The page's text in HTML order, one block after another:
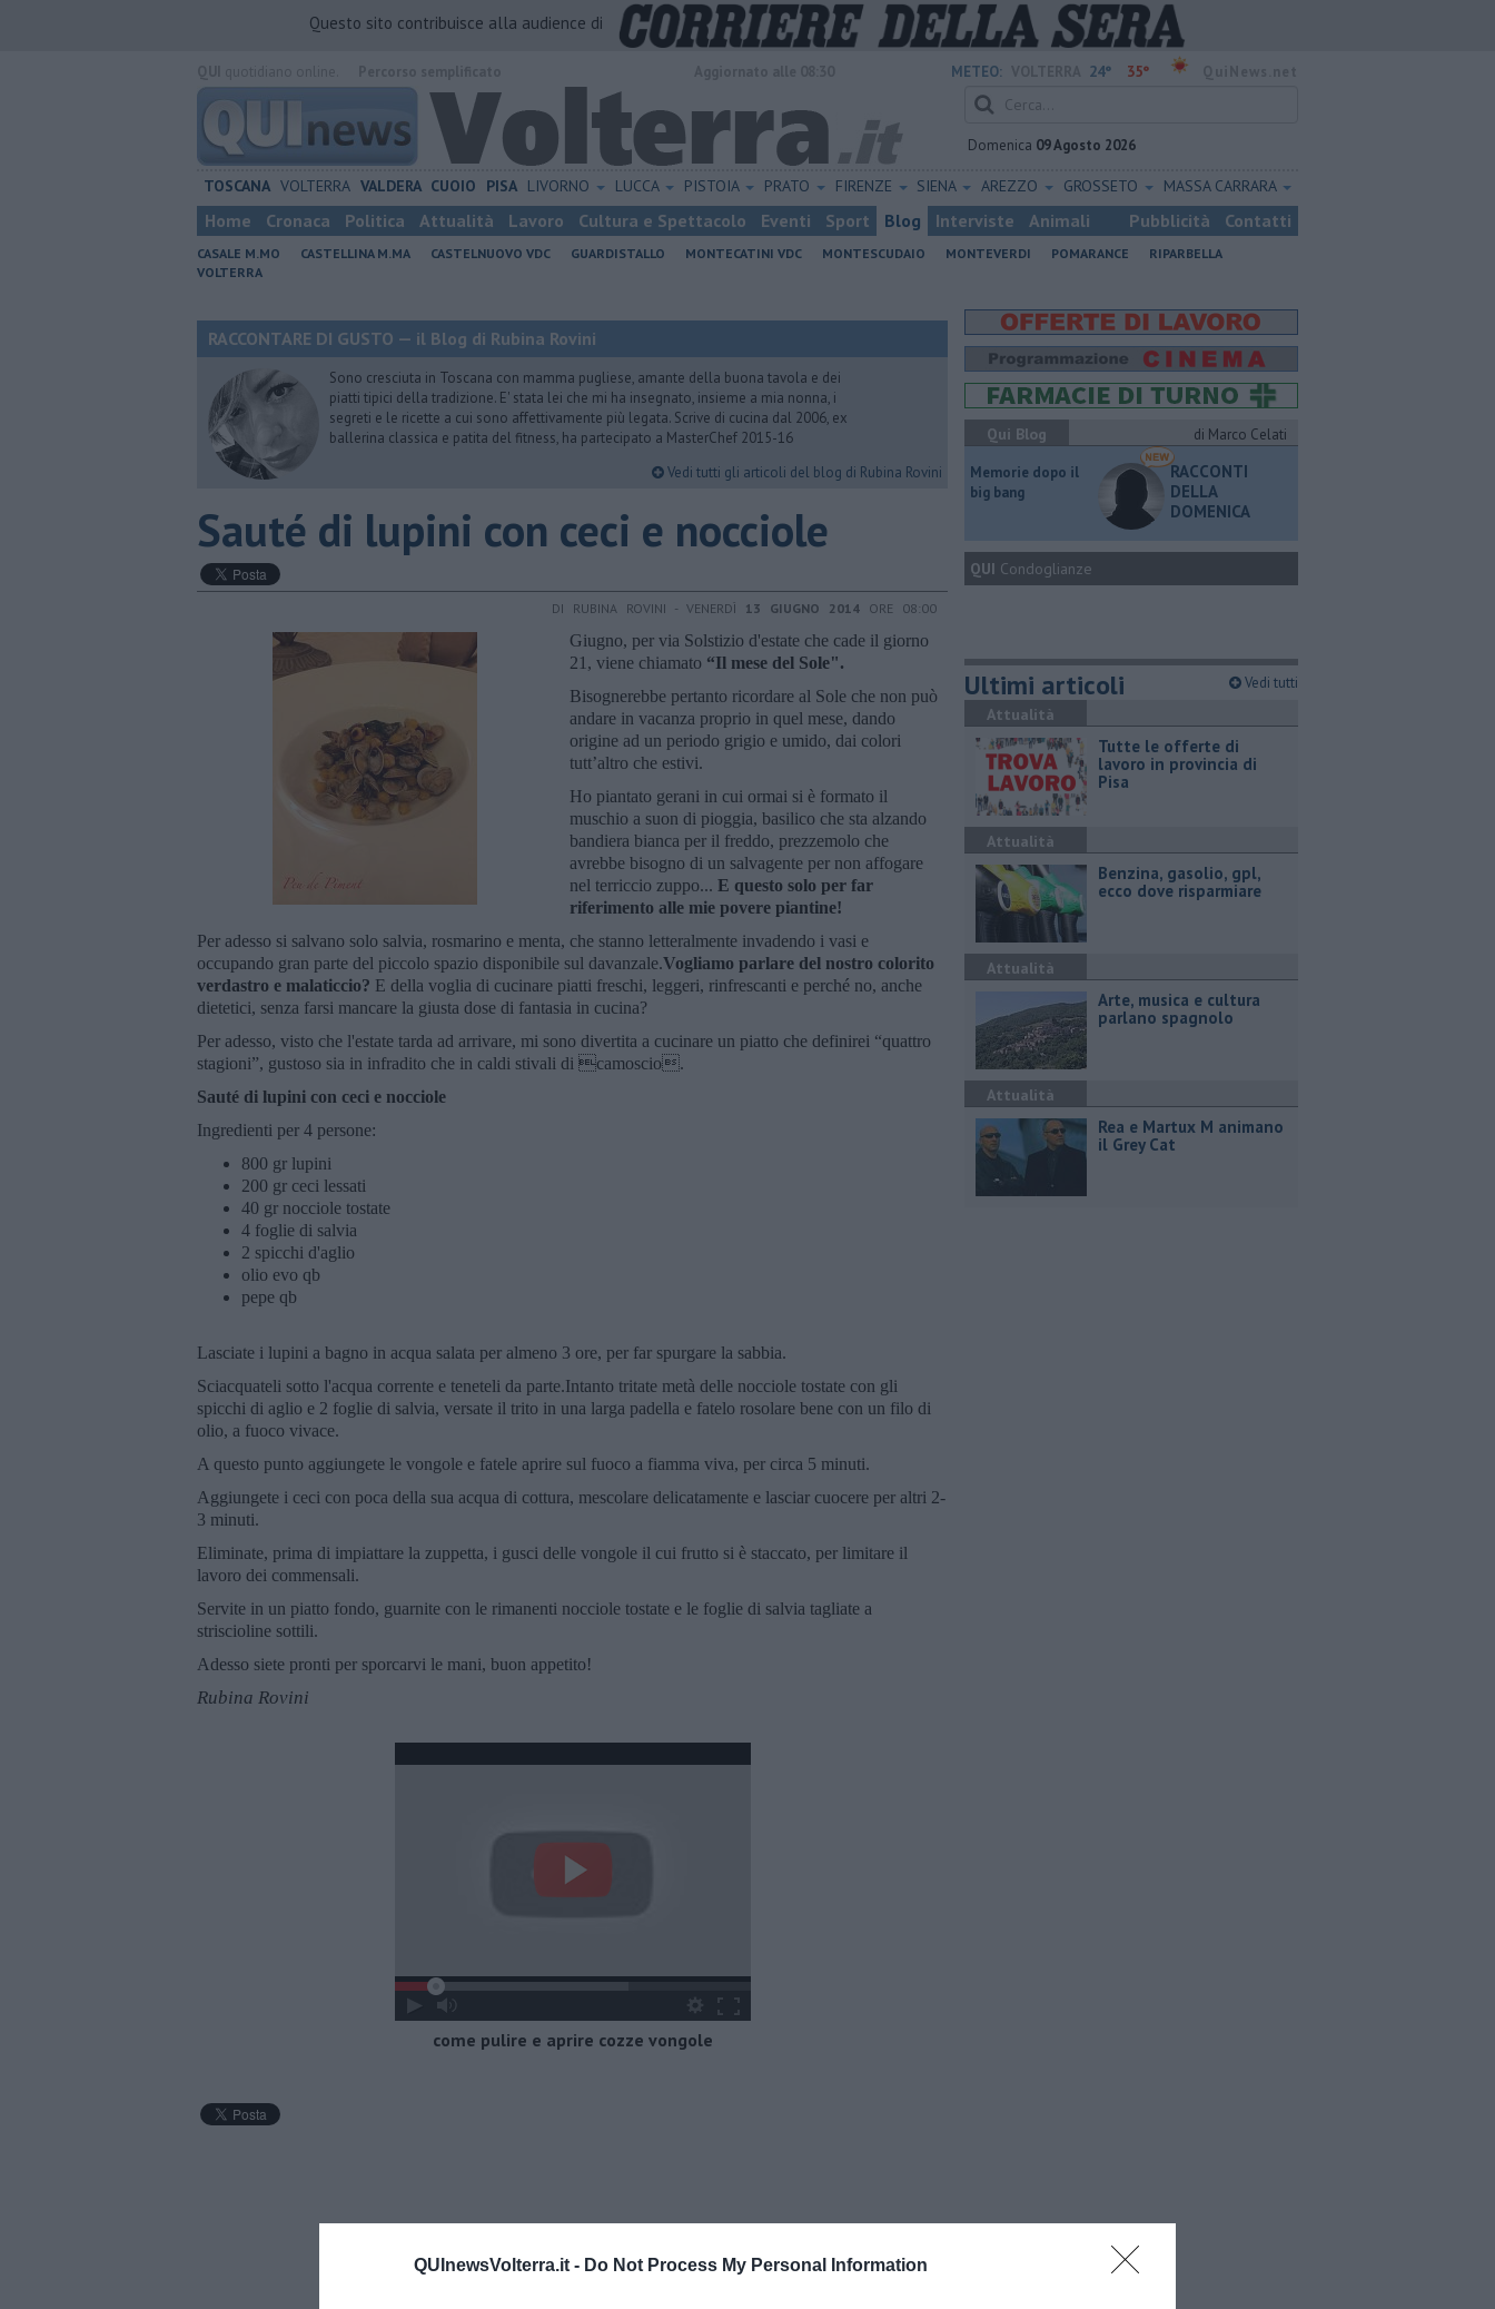
QUInewsVolterra.it - Do Not Process My Personal Information
Questo sito contribuisce alla audience di
METEO: 24° 35°
Domenica 09 Agosto 2026
TOSCANA VOLTERRA VALDERA CUOIO PISA LIVORNO LUCCA PISTOIA PRATO FIRENZE SIENA AREZZO GROSSETO MASSA CARRARA
Home Cronaca Politica Attualità Lavoro Cultura e Spettacolo Eventi Sport Blog Interviste Animali Pubblicità Contatti
CASALE M.MO CASTELLINA M.MA CASTELNUOVO VDC GUARDISTALLO MONTECATINI VDC MONTESCUDAIO MONTEVERDI POMARANCE
RIPARBELLA
VOLTERRA
RACCONTARE DI GUSTO — il Blog di Rubina Rovini
Sono cresciuta in Toscana con mamma pugliese, amante della buona tavola e dei
piatti tipici della tradizione. E' stata lei che mi ha insegnato, insieme a mia nonna, i
segreti e le ricette a cui sono affettivamente più legata. Scrive di cucina dal 2006, ex
ballerina classica e patita del fitness, ha partecipato a MasterChef 2015-16
Vedi tutti gli articoli del blog di Rubina Rovini
Sauté di lupini con ceci e nocciole
DI RUBINA ROVINI - VENERDÌ 13 GIUGNO 2014 ORE 08:00
Giugno, per via Solstizio d'estate che cade il giorno
21, viene chiamato “Il mese del Sole".
Bisognerebbe pertanto ricordare al Sole che non può
andare in vacanza proprio in quel mese, dando
origine ad un periodo grigio e umido, dai colori
tutt’altro che estivi.
Ho piantato gerani in cui ormai si è formato il
muschio a suon di pioggia, basilico che sta alzando
bandiera bianca per il freddo, prezzemolo che
avrebbe bisogno di un salvagente per non affogare
nel terriccio zuppo... E questo solo per far
riferimento alle mie povere piantine!
Per adesso si salvano solo salvia, rosmarino e menta, che stanno letteralmente invadendo i vasi e
occupando gran parte del piccolo spazio disponibile sul davanzale.Vogliamo parlare del nostro colorito
verdastro e malaticcio? E della voglia di cucinare piatti freschi, leggeri, rinfrescanti e perché no, anche
dietetici, senza farsi mancare la giusta dose di fantasia in cucina?
Per adesso, visto che l'estate tarda ad arrivare, mi sono divertita a cucinare un piatto che definirei “quattro
stagioni”, gustoso sia in infradito che in caldi stivali di camoscio.
Sauté di lupini con ceci e nocciole
Ingredienti per 4 persone:
800 gr lupini
200 gr ceci lessati
40 gr nocciole tostate
4 foglie di salvia
2 spicchi d'aglio
olio evo qb
pepe qb
Lasciate i lupini a bagno in acqua salata per almeno 3 ore, per far spurgare la sabbia.
Sciacquateli sotto l'acqua corrente e teneteli da parte.Intanto tritate metà delle nocciole tostate con gli
spicchi di aglio e 2 foglie di salvia, versate il trito in una larga padella e fatelo rosolare bene con un filo di
olio, a fuoco vivace.
A questo punto aggiungete le vongole e fatele aprire sul fuoco a fiamma viva, per circa 5 minuti.
Aggiungete i ceci con poca della sua acqua di cottura, mescolare delicatamente e lasciar cuocere per altri 2-
3 minuti.
Eliminate, prima di impiattare la zuppetta, i gusci delle vongole il cui frutto si è staccato, per limitare il
lavoro dei commensali.
Servite in un piatto fondo, guarnite con le rimanenti nocciole tostate e le foglie di salvia tagliate a
striscioline sottili.
Adesso siete pronti per sporcarvi le mani, buon appetito!
Rubina Rovini
come pulire e aprire cozze vongole
Qui Blog
di Marco Celati
Memorie dopo il
big bang
RACCONTI
DELLA
DOMENICA
QUI Condoglianze
Ultimi articoli Vedi tutti
Attualità
​Tutte le offerte di
lavoro in provincia di
Pisa
Attualità
​Benzina, gasolio, gpl,
ecco dove risparmiare
Attualità
Arte, musica e cultura
parlano spagnolo
Attualità
Rea e Martux M animano
il Grey Cat